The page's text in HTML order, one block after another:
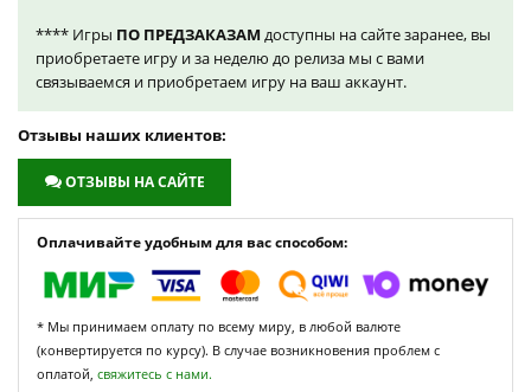
**** Игры ПО ПРЕДЗАКАЗАМ доступны на сайте заранее, вы
приобретаете игру и за неделю до релиза мы с вами
связываемся и приобретаем игру на ваш аккаунт.
Отзывы наших клиентов:
ОТЗЫВЫ НА САЙТЕ
Оплачивайте удобным для вас способом:
* Мы принимаем оплату по всему миру, в любой валюте
(конвертируется по курсу). В случае возникновения проблем с
оплатой, свяжитесь с нами.